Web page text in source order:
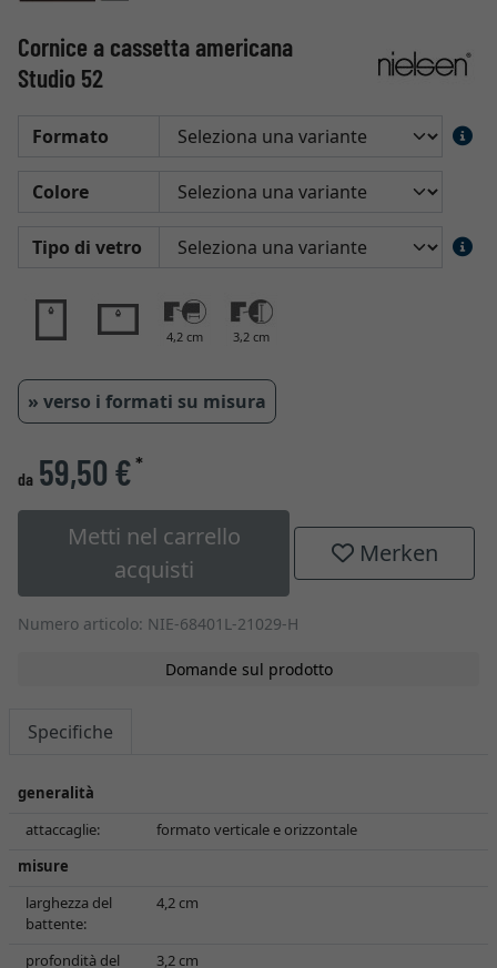
Cornice a cassetta americana
Studio 52
Formato
Colore
Tipo di vetro
4,2 cm 3,2 cm
» verso i formati su misura
da 59,50 €*
Metti nel carrello
acquisti
Merken
Numero articolo: NIE-68401L-21029-H
Domande sul prodotto
Specifiche
generalità
attaccaglie:
formato verticale e orizzontale
misure
larghezza del
battente:
4,2 cm
profondità del
3,2 cm